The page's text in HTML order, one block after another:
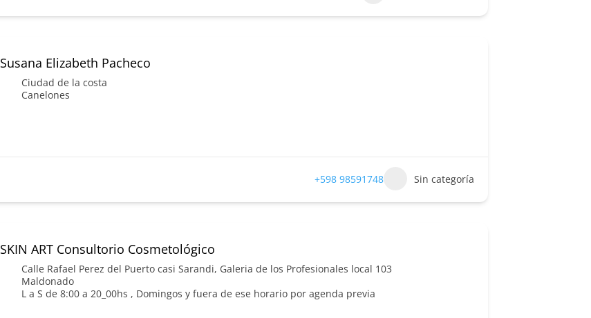
Susana Elizabeth Pacheco
Ciudad de la costa
Canelones
+598 98591748 Sin categoría
SKIN ART Consultorio Cosmetológico
Calle Rafael Perez del Puerto casi Sarandi, Galeria de los Profesionales local 103
Maldonado
L a S de 8:00 a 20_00hs , Domingos y fuera de ese horario por agenda previa